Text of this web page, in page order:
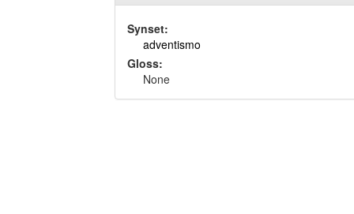
Synset:
adventismo
Gloss:
None